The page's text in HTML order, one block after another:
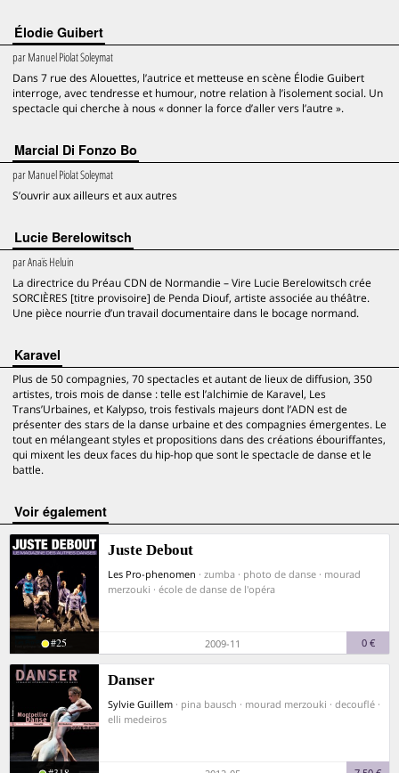
Élodie Guibert
parManuel Piolat Soleymat
Dans 7 rue des Alouettes, l’autrice et metteuse en scène Élodie Guibert
interroge, avec tendresse et humour, notre relation à l’isolement social. Un
spectacle qui cherche à nous « donner la force d’aller vers l’autre ».
Marcial Di Fonzo Bo
parManuel Piolat Soleymat
S’ouvrir aux ailleurs et aux autres
Lucie Berelowitsch
parAnaïs Heluin
La directrice du Préau CDN de Normandie – Vire Lucie Berelowitsch crée
SORCIÈRES [titre provisoire] de Penda Diouf, artiste associée au théâtre.
Une pièce nourrie d’un travail documentaire dans le bocage normand.
Karavel
Plus de 50 compagnies, 70 spectacles et autant de lieux de diffusion, 350
artistes, trois mois de danse : telle est l’alchimie de Karavel, Les
Trans’Urbaines, et Kalypso, trois festivals majeurs dont l’ADN est de
présenter des stars de la danse urbaine et des compagnies émergentes. Le
tout en mélangeant styles et propositions dans des créations ébouriffantes,
qui mixent les deux faces du hip-hop que sont le spectacle de danse et le
battle.
voir également
Juste Debout
Les Pro-phenomen · zumba · photo de danse · mourad
merzouki · école de danse de l'opéra
#25 2009-11 0 €
Danser
Sylvie Guillem · pina bausch · mourad merzouki · decouflé ·
elli medeiros